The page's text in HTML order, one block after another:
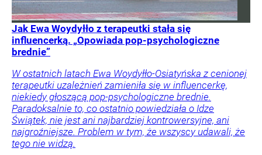
Jak Ewa Woydyłło z terapeutki stała się
influencerką. „Opowiada pop-psychologiczne
brednie”
W ostatnich latach Ewa Woydyłło-Osiatyńska z cenionej
terapeutki uzależnień zamieniła się w influencerkę,
niekiedy głoszącą pop-psychologiczne brednie.
Paradoksalnie to, co ostatnio powiedziała o Idze
Świątek, nie jest ani najbardziej kontrowersyjne, ani
najgroźniejsze. Problem w tym, że wszyscy udawali, że
tego nie widzą.